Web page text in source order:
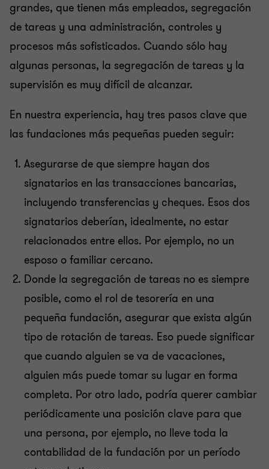
grandes, que tienen más empleados, segregación
de tareas y una administración, controles y
procesos más sofisticados. Cuando sólo hay
algunas personas, la segregación de tareas y la
supervisión es muy difícil de alcanzar.
En nuestra experiencia, hay tres pasos clave que
las fundaciones más pequeñas pueden seguir:
Asegurarse de que siempre hayan dos
signatarios en las transacciones bancarias,
incluyendo transferencias y cheques. Esos dos
signatarios deberían, idealmente, no estar
relacionados entre ellos. Por ejemplo, no un
esposo o familiar cercano.
Donde la segregación de tareas no es siempre
posible, como el rol de tesorería en una
pequeña fundación, asegurar que exista algún
tipo de rotación de tareas. Eso puede significar
que cuando alguien se va de vacaciones,
alguien más puede tomar su lugar en forma
completa. Por otro lado, podría querer cambiar
periódicamente una posición clave para que
una persona, por ejemplo, no lleve toda la
contabilidad de la fundación por un período